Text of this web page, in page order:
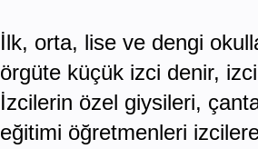
İlk, orta, lise ve dengi
örgüte küçük izci denir,
İzcilerin özel giysileri,
eğitimi öğretmenleri